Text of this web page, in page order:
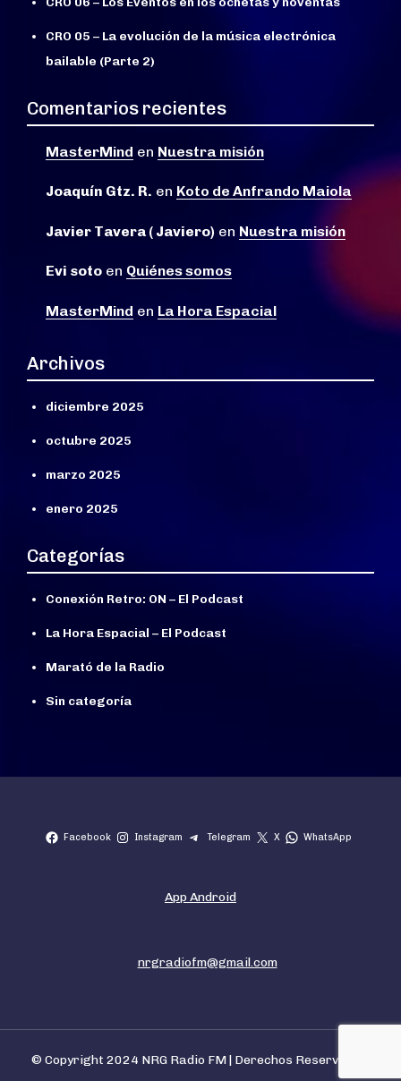
CRO 05 – La evolución de la música electrónica
bailable (Parte 2)
Comentarios recientes
MasterMind en Nuestra misión
Joaquín Gtz. R. en Koto de Anfrando Maiola
Javier Tavera ( Javiero) en Nuestra misión
Evi soto en Quiénes somos
MasterMind en La Hora Espacial
Archivos
diciembre 2025
octubre 2025
marzo 2025
enero 2025
Categorías
Conexión Retro: ON – El Podcast
La Hora Espacial – El Podcast
Marató de la Radio
Sin categoría
Facebook Instagram Telegram X WhatsApp
App Android
nrgradiofm@gmail.com
© Copyright 2024 NRG Radio FM | Derechos Reservados.